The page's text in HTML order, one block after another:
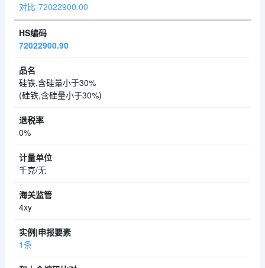
对比-72022900.00
72022900.90
硅铁,含硅量小于30%
(硅铁,含硅量小于30%)
0%
千克/无
4xy
1条